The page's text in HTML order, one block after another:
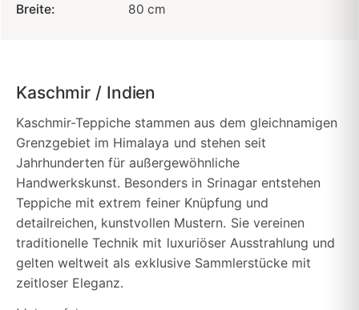
Breite:
80 cm
Kaschmir / Indien
Kaschmir-Teppiche stammen aus dem gleichnamigen
Grenzgebiet im Himalaya und stehen seit
Jahrhunderten für außergewöhnliche
Handwerkskunst. Besonders in Srinagar entstehen
Teppiche mit extrem feiner Knüpfung und
detailreichen, kunstvollen Mustern. Sie vereinen
traditionelle Technik mit luxuriöser Ausstrahlung und
gelten weltweit als exklusive Sammlerstücke mit
zeitloser Eleganz.